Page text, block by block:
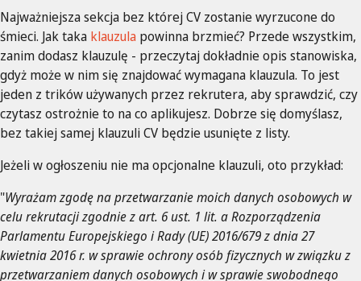
Najważniejsza sekcja bez której CV zostanie wyrzucone do
śmieci. Jak taka klauzula powinna brzmieć? Przede wszystkim,
zanim dodasz klauzulę - przeczytaj dokładnie opis stanowiska,
gdyż może w nim się znajdować wymagana klauzula. To jest
jeden z trików używanych przez rekrutera, aby sprawdzić, czy
czytasz ostrożnie to na co aplikujesz. Dobrze się domyślasz,
bez takiej samej klauzuli CV będzie usunięte z listy.
Jeżeli w ogłoszeniu nie ma opcjonalne klauzuli, oto przykład:
"Wyrażam zgodę na przetwarzanie moich danych osobowych w
celu rekrutacji zgodnie z art. 6 ust. 1 lit. a Rozporządzenia
Parlamentu Europejskiego i Rady (UE) 2016/679 z dnia 27
kwietnia 2016 r. w sprawie ochrony osób fizycznych w związku z
przetwarzaniem danych osobowych i w sprawie swobodnego